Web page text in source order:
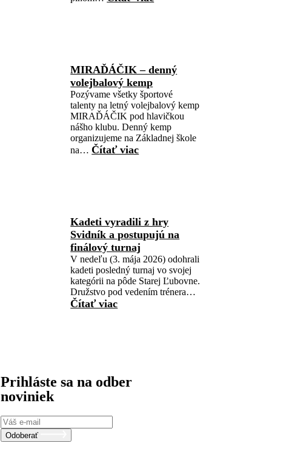
MIRAĎÁČIK – denný
volejbalový kemp
Pozývame všetky športové
talenty na letný volejbalový kemp
MIRAĎÁČIK pod hlavičkou
nášho klubu. Denný kemp
organizujeme na Základnej škole
na…Čítať viac
Kadeti vyradili z hry
Svidník a postupujú na
finálový turnaj
V nedeľu (3. mája 2026) odohrali
kadeti posledný turnaj vo svojej
kategórii na pôde Starej Ľubovne.
Družstvo pod vedením trénera…
Čítať viac
Prihláste sa na odber
noviniek
Odoberať